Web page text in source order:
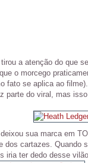
a atenção do que
o morcego
fato se aplica ao
parte do viral, mas
sua marca em
dos cartazes. Quando
iria ter dedo desse